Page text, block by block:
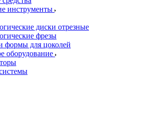
инструменты
диски отрезные
фрезы
для цоколей
оборудование